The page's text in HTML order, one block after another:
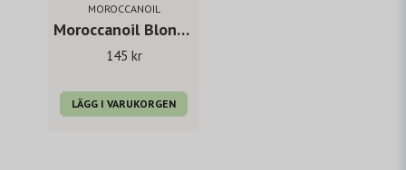
MOROCCANOIL
Moroccanoil Blonde Perfecting Purple Shampoo 70 ml
145 kr
LÄGG I VARUKORGEN